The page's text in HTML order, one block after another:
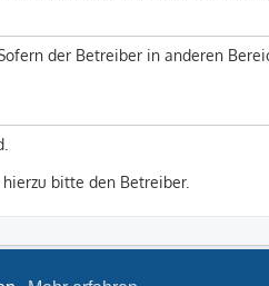
der Betreiber in anderen
bitte den Betreiber.